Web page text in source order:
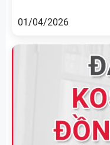
01/04/2026